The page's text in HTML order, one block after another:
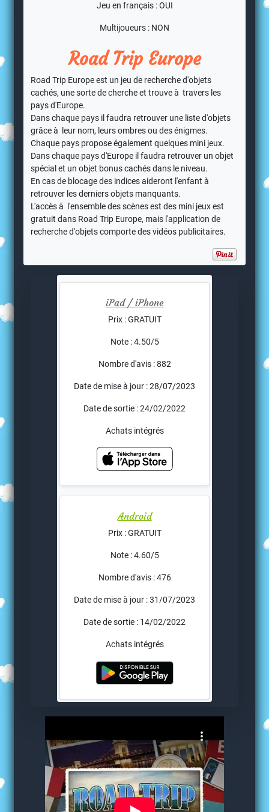
Jeu en français : OUI
Multijoueurs : NON
Road Trip Europe
Road Trip Europe est un jeu de recherche d'objets
cachés, une sorte de cherche et trouve à travers les
pays d'Europe.
Dans chaque pays il faudra retrouver une liste d'objets
grâce à leur nom, leurs ombres ou des énigmes.
Chaque pays propose également quelques mini jeux.
Dans chaque pays d'Europe il faudra retrouver un objet
spécial et un objet bonus cachés dans le niveau.
En cas de blocage des indices aideront l'enfant à
retrouver les derniers objets manquants.
L'accès à l'ensemble des scènes est des mini jeux est
gratuit dans Road Trip Europe, mais l'application de
recherche d'objets comporte des vidéos publicitaires.
iPad / iPhone
Prix : GRATUIT
Note : 4.50/5
Nombre d'avis : 882
Date de mise à jour : 28/07/2023
Date de sortie : 24/02/2022
Achats intégrés
Android
Prix : GRATUIT
Note : 4.60/5
Nombre d'avis : 476
Date de mise à jour : 31/07/2023
Date de sortie : 14/02/2022
Achats intégrés